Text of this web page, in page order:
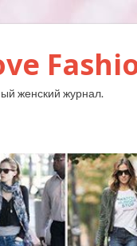
женский журнал.